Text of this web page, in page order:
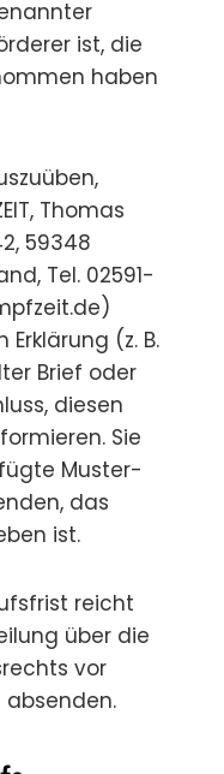
ist, die
haben
Thomas
59348
Tel. 02591-
(z. B.
Brief oder
diesen
Sie
Muster-
das
ist.
reicht
über die
vor